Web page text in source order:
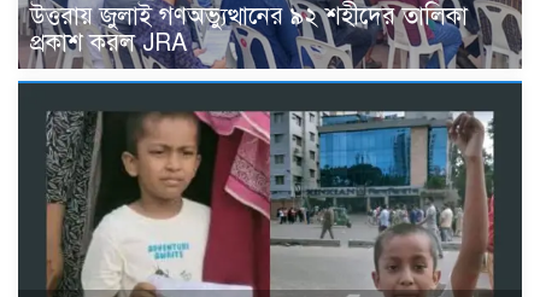
উত্তরায় জুলাই গণঅভ্যুত্থানের ৯২ শহীদের তালিকা
প্রকাশ করল JRA